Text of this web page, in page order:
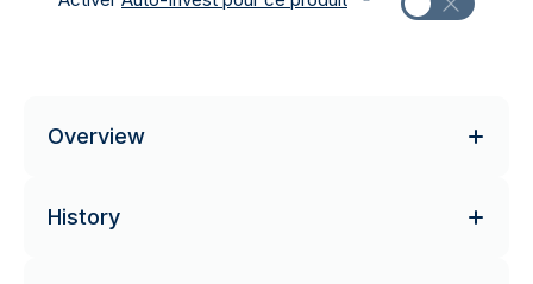
Overview
History